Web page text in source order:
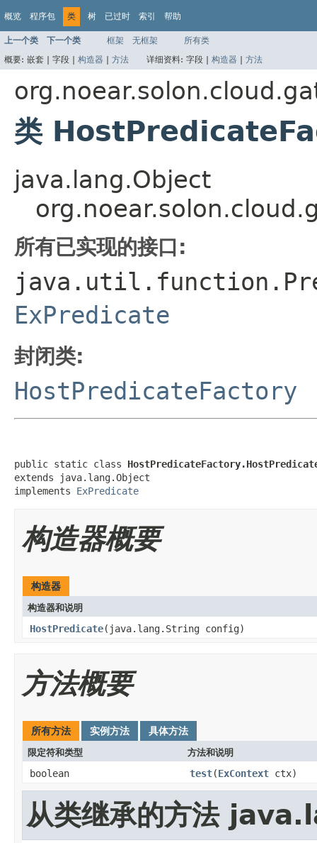
概览 程序包 类 树 已过时 索引 帮助
上一个类 下一个类 框架 无框架
所有类
概要: 嵌套 | 字段 | 构造器 | 方法 详细资料: 字段 | 构造器 | 方法
类
java.lang.Object
所有已实现的接口:
ExPredicate
封闭类:
HostPredicateFactory
public static class
extends java.lang.Object
implements ExPredicate
构造器概要
构造器
构造器和说明
HostPredicate(java.lang.String config)
方法概要
所有方法 实例方法 具体方法
限定符和类型 方法和说明
boolean test(ExContext ctx)
从类继承的方法